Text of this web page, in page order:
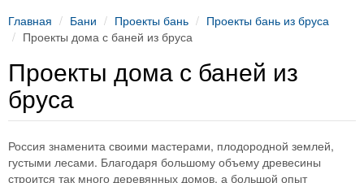
Главная Бани Проекты бань
Проекты бань из бруса
Проекты дома с баней из бруса
Проекты дома с баней из
бруса
Россия знаменита своими мастерами, плодородной землей,
густыми лесами. Благодаря большому объему древесины
строится так много деревянных домов, а большой опыт